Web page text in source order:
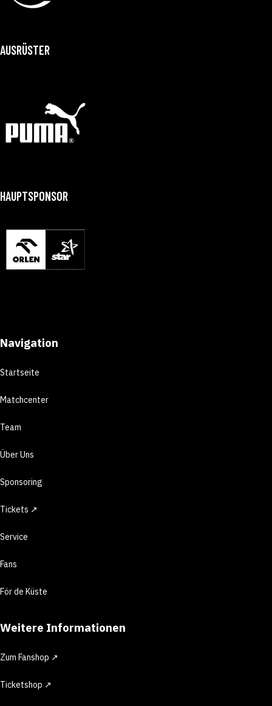
AUSRÜSTER
HAUPTSPONSOR
Navigation
Startseite
Matchcenter
Team
Über Uns
Sponsoring
Tickets ↗
Service
Fans
För de Küste
Weitere Informationen
Zum Fanshop ↗
Ticketshop ↗